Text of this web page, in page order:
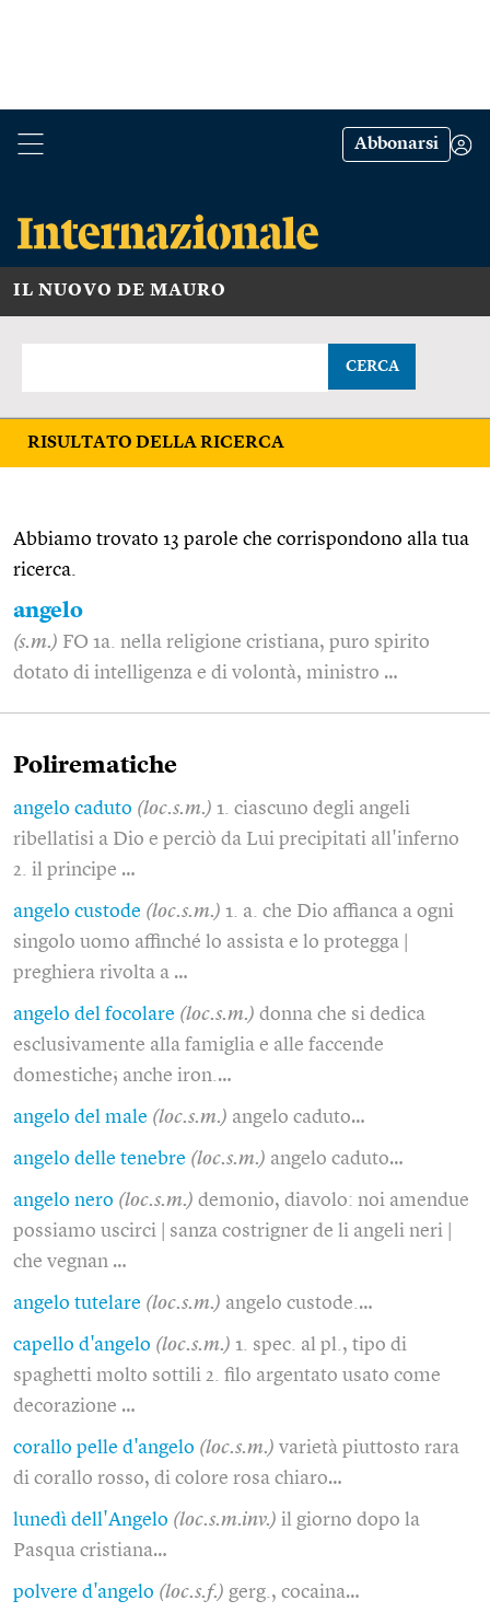
Abbonarsi
IL NUOVO DE MAURO
CERCA
RISULTATO DELLA RICERCA
Abbiamo trovato 13 parole che corrispondono alla tua
ricerca.
angelo
(s.m.) FO 1a. nella religione cristiana, puro spirito
dotato di intelligenza e di volontà, ministro …
Polirematiche
angelo caduto (loc.s.m.) 1. ciascuno degli angeli
ribellatisi a Dio e perciò da Lui precipitati all'inferno
2. il principe …
angelo custode (loc.s.m.) 1. a. che Dio affianca a ogni
singolo uomo affinché lo assista e lo protegga |
preghiera rivolta a …
angelo del focolare (loc.s.m.) donna che si dedica
esclusivamente alla famiglia e alle faccende
domestiche; anche iron.…
angelo del male (loc.s.m.) angelo caduto…
angelo delle tenebre (loc.s.m.) angelo caduto…
angelo nero (loc.s.m.) demonio, diavolo: noi amendue
possiamo uscirci | sanza costrigner de li angeli neri |
che vegnan …
angelo tutelare (loc.s.m.) angelo custode.…
capello d'angelo (loc.s.m.) 1. spec. al pl., tipo di
spaghetti molto sottili 2. filo argentato usato come
decorazione …
corallo pelle d'angelo (loc.s.m.) varietà piuttosto rara
di corallo rosso, di colore rosa chiaro…
lunedì dell'Angelo (loc.s.m.inv.) il giorno dopo la
Pasqua cristiana…
polvere d'angelo (loc.s.f.) gerg., cocaina…